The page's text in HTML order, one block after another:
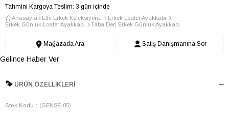
Tahmini Kargoya Teslim: 3 gün içinde
Anasayfa Elle Erkek Koleksiyonu
Erkek Loafer Ayakkabı
Erkek Günlük Loafer Ayakkabı
Taba Deri Erkek Günlük Ayakkabı
Mağazada Ara Satış Danışmanına Sor
Gelince Haber Ver
ÜRÜN ÖZELLIKLERI
Stok Kodu (GENSE-05)